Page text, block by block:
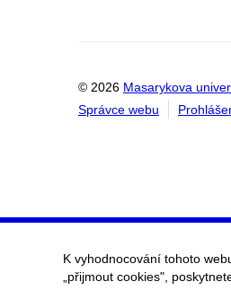
© 2026 Masarykova
Správce webu
K vyhodnocování tohoto
„přijmout cookies",